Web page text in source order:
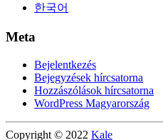
한국어
Meta
Bejelentkezés
Bejegyzések hírcsatorna
Hozzászólások hírcsatorna
WordPress Magyarország
Copyright © 2022 Kale